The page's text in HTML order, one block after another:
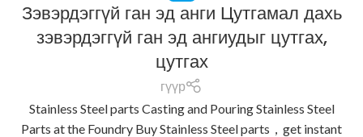
Зэвэрдэггүй ган эд анги Цутгамал дахь
зэвэрдэггүй ган эд ангиудыг цутгах,
цутгах
гүүр
Stainless Steel parts Casting and Pouring Stainless Steel
Parts at the Foundry Buy Stainless Steel parts，get instant